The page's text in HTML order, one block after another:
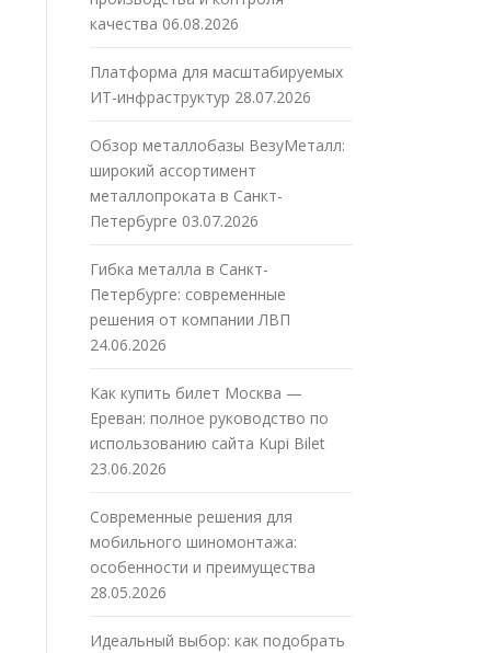
качества 06.08.2026
Платформа для масштабируемых
ИТ-инфраструктур 28.07.2026
Обзор металлобазы ВезуМеталл:
широкий ассортимент
металлопроката в Санкт-
Петербурге 03.07.2026
Гибка металла в Санкт-
Петербурге: современные
решения от компании ЛВП
24.06.2026
Как купить билет Москва —
Ереван: полное руководство по
использованию сайта Kupi Bilet
23.06.2026
Современные решения для
мобильного шиномонтажа:
особенности и преимущества
28.05.2026
Идеальный выбор: как подобрать